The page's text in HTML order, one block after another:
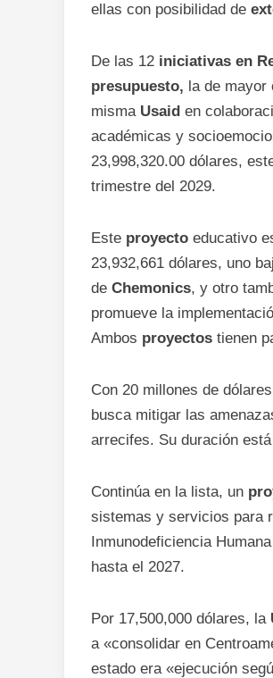
ellas con posibilidad de
De las 12 iniciativas en
presupuesto, la de mayor
misma Usaid en
académicas y
23,998,320.00 dólares,
trimestre del 2029.
Este proyecto educativo
23,932,661 dólares, uno
de Chemonics, y otro
promueve la
Ambos proyectos tienen
Con 20 millones de
busca mitigar las
arrecifes. Su duración
Continúa en la lista, un
sistemas y servicios para
Inmunodeficiencia
hasta el 2027.
Por 17,500,000 dólares, la
a «consolidar en
estado era «ejecución